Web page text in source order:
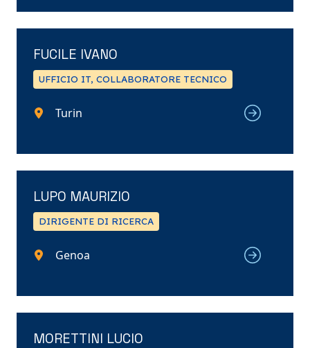
FUCILE IVANO
UFFICIO IT, COLLABORATORE TECNICO
Turin
LUPO MAURIZIO
DIRIGENTE DI RICERCA
Genoa
MORETTINI LUCIO